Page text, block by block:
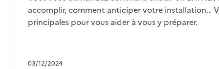
EHPAD du centre hospitalier
Adresse
Rue Frédéric Raboisson
03 44 77 36 36
03/12/2024
accomplir, comment anticiper votre installation…
principales pour vous aider à vous y préparer.